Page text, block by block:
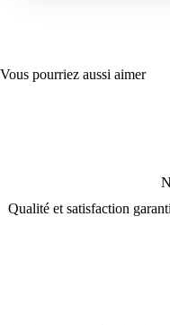
Vous pourriez aussi aimer
Qualité et satisfaction